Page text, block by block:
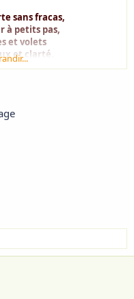
sans fracas,
à petits pas,
et volets
et clarté,
des fleurs ,
absents,
du jour,
et l'aimer,
d'amour.